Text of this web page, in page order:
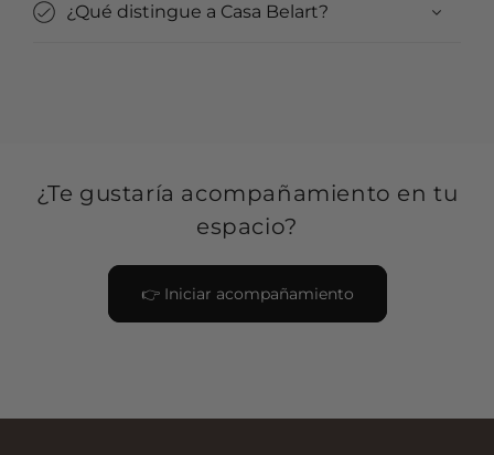
¿Qué distingue a Casa Belart?
¿Te gustaría acompañamiento en tu
espacio?
👉 Iniciar acompañamiento